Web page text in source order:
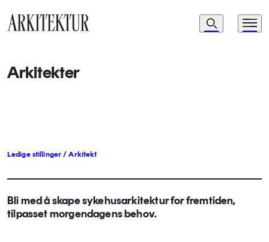
Navigasjon
Søk Meny
Arkitekter
Ledige stillinger /Arkitekt
Bli med å skape sykehusarkitektur for fremtiden,
tilpasset morgendagens behov.